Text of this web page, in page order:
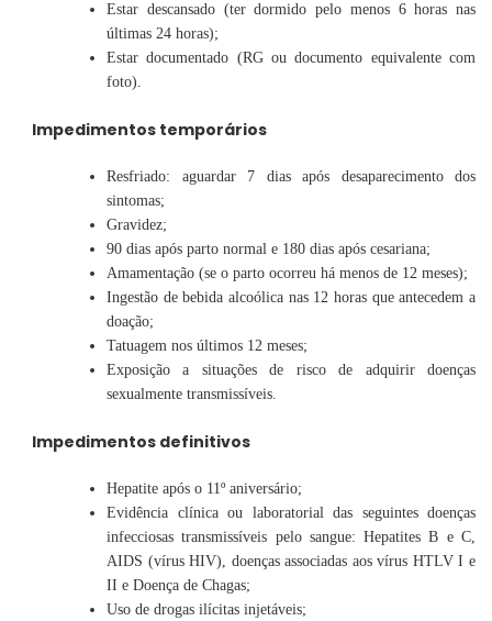
Estar descansado (ter dormido pelo menos 6 horas nas
últimas 24 horas);
Estar documentado (RG ou documento equivalente com
foto).
Impedimentos temporários
Resfriado: aguardar 7 dias após desaparecimento dos
sintomas;
Gravidez;
90 dias após parto normal e 180 dias após cesariana;
Amamentação (se o parto ocorreu há menos de 12 meses);
Ingestão de bebida alcoólica nas 12 horas que antecedem a
doação;
Tatuagem nos últimos 12 meses;
Exposição a situações de risco de adquirir doenças
sexualmente transmissíveis.
Impedimentos definitivos
Hepatite após o 11º aniversário;
Evidência clínica ou laboratorial das seguintes doenças
infecciosas transmissíveis pelo sangue: Hepatites B e C,
AIDS (vírus HIV), doenças associadas aos vírus HTLV I e
II e Doença de Chagas;
Uso de drogas ilícitas injetáveis;